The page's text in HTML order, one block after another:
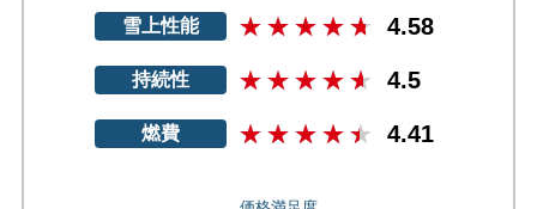
雪上性能 4.58
持続性 4.5
燃費 4.41